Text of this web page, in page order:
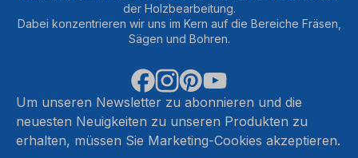
der Holzbearbeitung.
Dabei konzentrieren wir uns im Kern auf die Bereiche Fräsen,
Sägen und Bohren.
Um unseren Newsletter zu abonnieren und die
neuesten Neuigkeiten zu unseren Produkten zu
erhalten, müssen Sie Marketing-Cookies akzeptieren.